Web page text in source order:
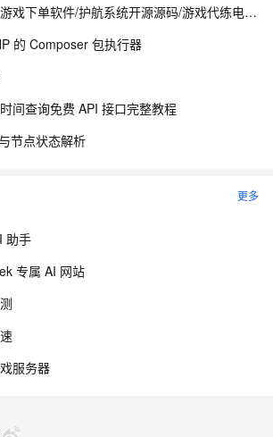
【代练护航小程序】游戏下单软件/护航系统开源源码/游戏代练电竞派单小程序搭建
的 Composer 包执行器
间查询免费 API 接口完整教程
节点状态解析
更多
助手
专属 AI 网站
服务器